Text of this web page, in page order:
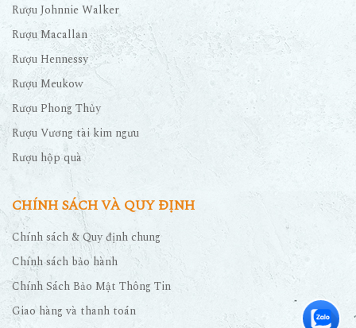
Rượu Johnnie Walker
Rượu Macallan
Rượu Hennessy
Rượu Meukow
Rượu Phong Thủy
Rượu Vương tài kim ngưu
Rượu hộp quà
CHÍNH SÁCH VÀ QUY ĐỊNH
Chính sách & Quy định chung
Chính sách bảo hành
Chính Sách Bảo Mật Thông Tin
Giao hàng và thanh toán